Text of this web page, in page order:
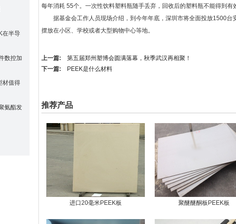
在半导
数控加
材值得
氨酯发
每年消耗 55个。一次性饮料塑料瓶随手丢弃，回收后的塑料瓶不能得到有
据基金会工作人员现场介绍，到今年年底，深圳市将全面投放1500台
摆放在小区、学校或者大型购物中心等地。
上一篇: 第五届郑州塑博会圆满落幕，秋季武汉再相聚！
下一篇:
PEEK是什么材料
推荐产品
进口20毫米PEEK板 聚醚醚酮板PEEK板